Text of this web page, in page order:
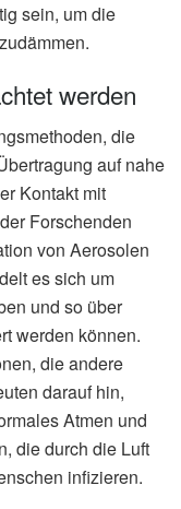
sein, um die
werden
die
auf nahe
Kontakt mit
Forschenden
von Aerosolen
es sich um
und so über
werden können.
die andere
darauf hin,
Atmen und
die durch die Luft
infizieren.